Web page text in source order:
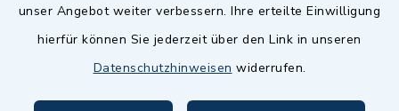
unser Angebot weiter verbessern. Ihre erteilte Einwilligung
hierfür können Sie jederzeit über den Link in unseren
Datenschutzhinweisen widerrufen.
Zenngrund Allianz
Dillenberggruppe